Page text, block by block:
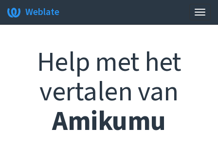
Weblate
Help met het
vertalen van
Amikumu